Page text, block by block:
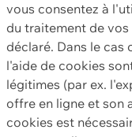
vous consentez à
du traitement de
déclaré. Dans le cas
l'aide de cookies
légitimes (par ex.
offre en ligne et son
cookies est